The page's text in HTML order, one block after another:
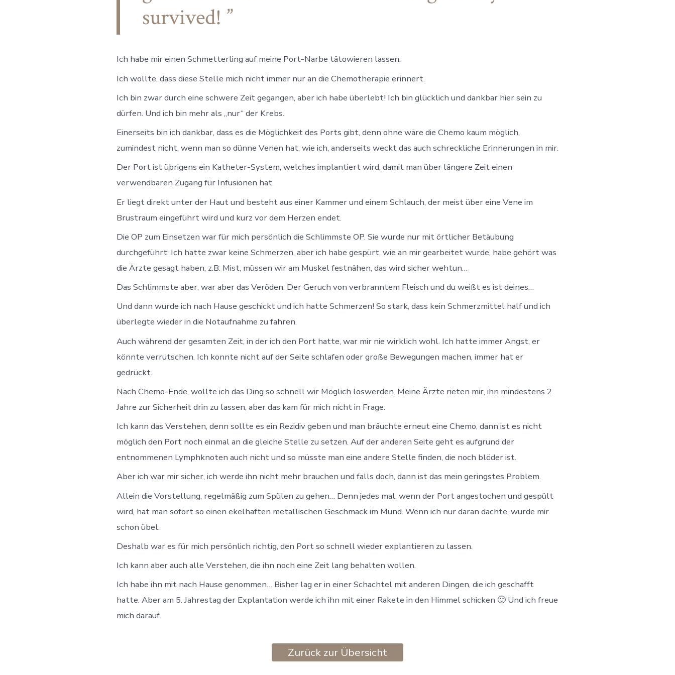
survived!
Ich habe mir einen Schmetterling auf meine Port-Narbe tätowieren lassen.
Ich wollte, dass diese Stelle mich nicht immer nur an die Chemotherapie erinnert.
Ich bin zwar durch eine schwere Zeit gegangen, aber ich habe überlebt! Ich bin glücklich und dankbar hier sein zu
dürfen. Und ich bin mehr als „nur“ der Krebs.
Einerseits bin ich dankbar, dass es die Möglichkeit des Ports gibt, denn ohne wäre die Chemo kaum möglich,
zumindest nicht, wenn man so dünne Venen hat, wie ich, anderseits weckt das auch schreckliche Erinnerungen in mir.
Der Port ist übrigens ein Katheter-System, welches implantiert wird, damit man über längere Zeit einen
verwendbaren Zugang für Infusionen hat.
Er liegt direkt unter der Haut und besteht aus einer Kammer und einem Schlauch, der meist über eine Vene im
Brustraum eingeführt wird und kurz vor dem Herzen endet.
Die OP zum Einsetzen war für mich persönlich die Schlimmste OP. Sie wurde nur mit örtlicher Betäubung
durchgeführt. Ich hatte zwar keine Schmerzen, aber ich habe gespürt, wie an mir gearbeitet wurde, habe gehört was
die Ärzte gesagt haben, z.B: Mist, müssen wir am Muskel festnähen, das wird sicher wehtun…
Das Schlimmste aber, war aber das Veröden. Der Geruch von verbranntem Fleisch und du weißt es ist deines…
Und dann wurde ich nach Hause geschickt und ich hatte Schmerzen! So stark, dass kein Schmerzmittel half und ich
überlegte wieder in die Notaufnahme zu fahren.
Auch während der gesamten Zeit, in der ich den Port hatte, war mir nie wirklich wohl. Ich hatte immer Angst, er
könnte verrutschen. Ich konnte nicht auf der Seite schlafen oder große Bewegungen machen, immer hat er
gedrückt.
Nach Chemo-Ende, wollte ich das Ding so schnell wir Möglich loswerden. Meine Ärzte rieten mir, ihn mindestens 2
Jahre zur Sicherheit drin zu lassen, aber das kam für mich nicht in Frage.
Ich kann das Verstehen, denn sollte es ein Rezidiv geben und man bräuchte erneut eine Chemo, dann ist es nicht
möglich den Port noch einmal an die gleiche Stelle zu setzen. Auf der anderen Seite geht es aufgrund der
entnommenen Lymphknoten auch nicht und so müsste man eine andere Stelle finden, die noch blöder ist.
Aber ich war mir sicher, ich werde ihn nicht mehr brauchen und falls doch, dann ist das mein geringstes Problem.
Allein die Vorstellung, regelmäßig zum Spülen zu gehen… Denn jedes mal, wenn der Port angestochen und gespült
wird, hat man sofort so einen ekelhaften metallischen Geschmack im Mund. Wenn ich nur daran dachte, wurde mir
schon übel.
Deshalb war es für mich persönlich richtig, den Port so schnell wieder explantieren zu lassen.
Ich kann aber auch alle Verstehen, die ihn noch eine Zeit lang behalten wollen.
Ich habe ihn mit nach Hause genommen… Bisher lag er in einer Schachtel mit anderen Dingen, die ich geschafft
hatte. Aber am 5. Jahrestag der Explantation werde ich ihn mit einer Rakete in den Himmel schicken 🙂 Und ich freue
mich darauf.
Zurück zur Übersicht